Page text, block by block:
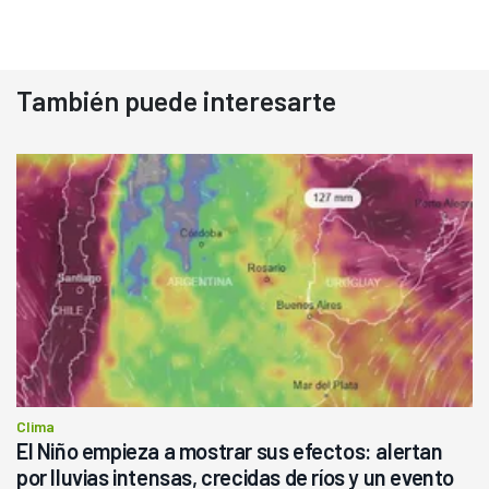
También puede interesarte
Clima
El Niño empieza a mostrar sus efectos: alertan
por lluvias intensas, crecidas de ríos y un evento